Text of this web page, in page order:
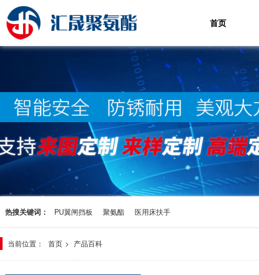
首页
热搜关键词： PU翼闸挡板 聚氨酯 医用床扶手
当前位置： 首页 > 产品百科